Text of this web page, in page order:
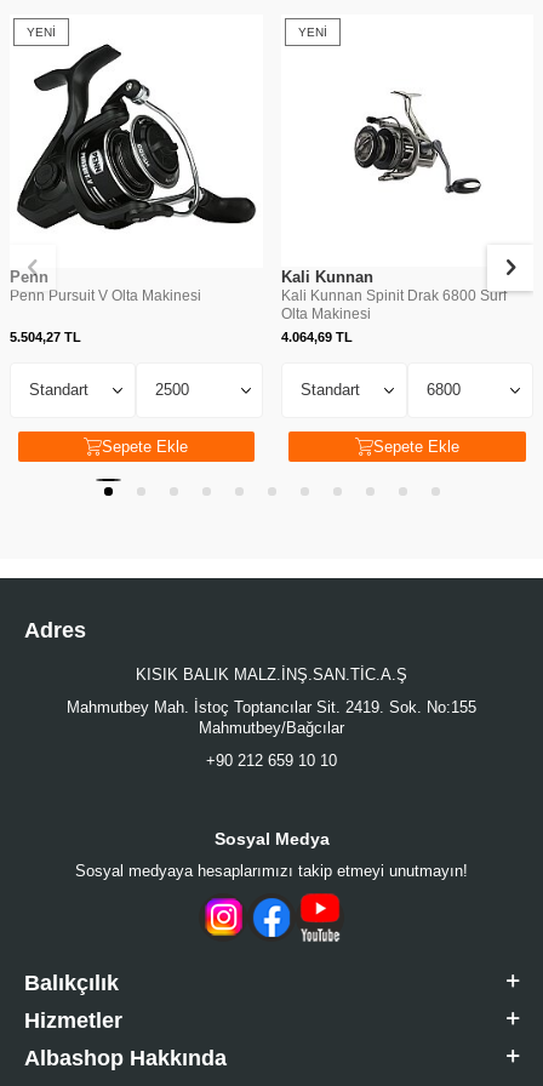
YENI
Penn
Penn Pursuit V Olta Makinesi
5.504,27 TL
Sepete Ekle
YENI
Kali Kunnan
Kali Kunnan Spinit Drak 6800 Surf
Olta Makinesi
4.064,69TL
Sepete Ekle
Adres
KISIK BALIK MALZ.İNŞ.SAN.TİC.A.Ş
Mahmutbey Mah. İstoç Toptancılar Sit. 2419. Sok. No:155
Mahmutbey/Bağcılar
+90 212 659 10 10
Sosyal Medya
Sosyal medyaya hesaplarımızı takip etmeyi unutmayın!
Balıkçılık
Hizmetler
Albashop Hakkında